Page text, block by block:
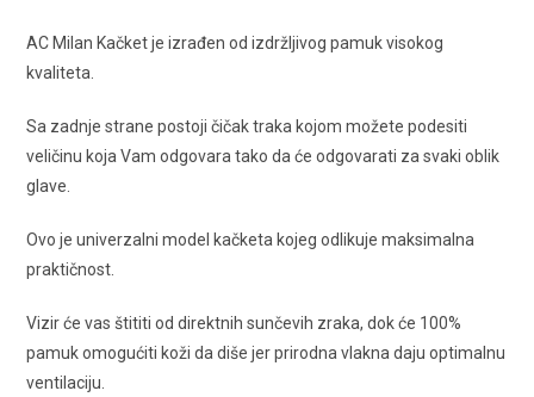
AC Milan Kačket je izrađen od izdržljivog pamuk visokog
kvaliteta.
Sa zadnje strane postoji čičak traka kojom možete podesiti
veličinu koja Vam odgovara tako da će odgovarati za svaki oblik
glave.
Ovo je univerzalni model kačketa kojeg odlikuje maksimalna
praktičnost.
Vizir će vas štititi od direktnih sunčevih zraka, dok će 100%
pamuk omogućiti koži da diše jer prirodna vlakna daju optimalnu
ventilaciju.